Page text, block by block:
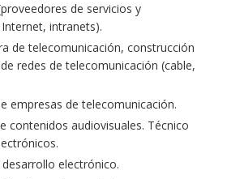
de servicios y
intranets).
de telecomunicación, construcción
redes de telecomunicación (cable,
empresas de telecomunicación.
contenidos audiovisuales. Técnico
electrónico.